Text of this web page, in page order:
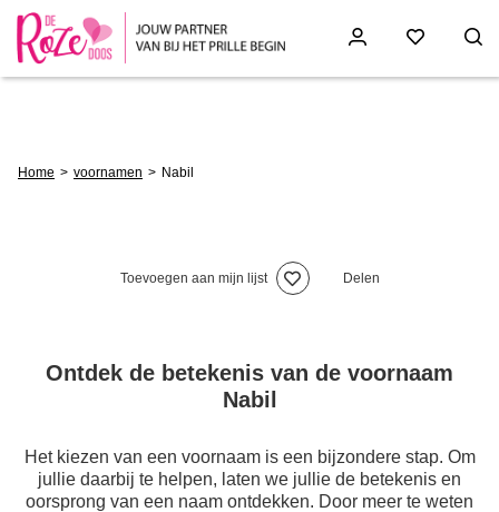
Home voornamen Nabil
Toevoegen aan mijn lijst Delen
Ontdek de betekenis van de voornaam
Nabil
Het kiezen van een voornaam is een bijzondere stap. Om
jullie daarbij te helpen, laten we jullie de betekenis en
oorsprong van een naam ontdekken. Door meer te weten